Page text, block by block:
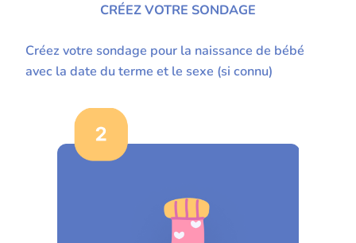
CRÉEZ VOTRE SONDAGE
Créez votre sondage pour la naissance de bébé
avec la date du terme et le sexe (si connu)